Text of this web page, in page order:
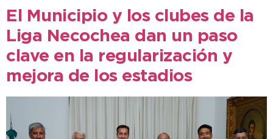
El Municipio y los clubes de la
Liga Necochea dan un paso
clave en la regularización y
mejora de los estadios